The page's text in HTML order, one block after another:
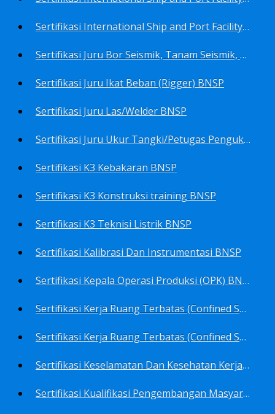
Sertifikasi International Ship and Port Facility Security Code/ISPS Code training for Security Area Manager BNSP
Sertifikasi Juru Bor Seismik, Tanam Seismik, Tembak Seismik BNSP
Sertifikasi Juru Ikat Beban (Rigger) BNSP
Sertifikasi Juru Las/Welder BNSP
Sertifikasi Juru Ukur Tangki/Petugas Pengukur Tangki Migas BNSP
Sertifikasi K3 Kebakaran BNSP
Sertifikasi K3 Konstruksi training BNSP
Sertifikasi K3 Teknisi Listrik BNSP
Sertifikasi Kalibrasi Dan Instrumentasi BNSP
Sertifikasi Kepala Operasi Produksi (OPK) BNSP
Sertifikasi Kerja Ruang Terbatas (Confined Spaces)-Ahli Muda Ruang Terbatas (AMURT/Supervisor) BNSP
Sertifikasi Kerja Ruang Terbatas (Confined Spaces)-Teknisi Ruang Terbatas (TRT/Entrants) BNSP
Sertifikasi Keselamatan Dan Kesehatan Kerja BNSP
Sertifikasi Kualifikasi Pengembangan Masyarakat BNSP